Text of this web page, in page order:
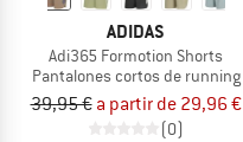
ADIDAS
Adi365 Formotion Shorts
Pantalones cortos de running
39,95 € a partir de 29,96 €
(0)